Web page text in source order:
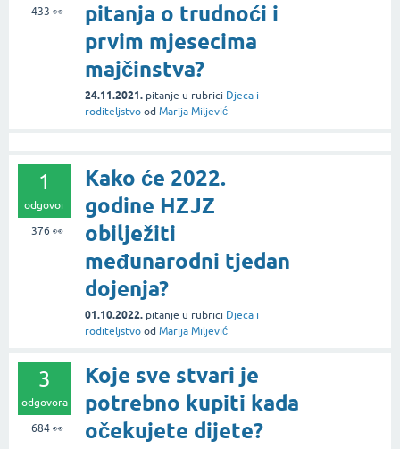
433 👀
pitanja o trudnoći i
prvim mjesecima
majčinstva?
24.11.2021. pitanje u rubrici Djeca i
roditeljstvo od Marija Miljević
1
odgovor
376 👀
Kako će 2022.
godine HZJZ
obilježiti
međunarodni tjedan
dojenja?
01.10.2022. pitanje u rubrici Djeca i
roditeljstvo od Marija Miljević
3
odgovora
684👀
Koje sve stvari je
potrebno kupiti kada
očekujete dijete?